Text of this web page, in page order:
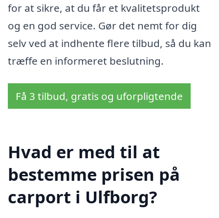
for at sikre, at du får et kvalitetsprodukt
og en god service. Gør det nemt for dig
selv ved at indhente flere tilbud, så du kan
træffe en informeret beslutning.
Få 3 tilbud, gratis og uforpligtende
Hvad er med til at
bestemme prisen på
carport i Ulfborg?